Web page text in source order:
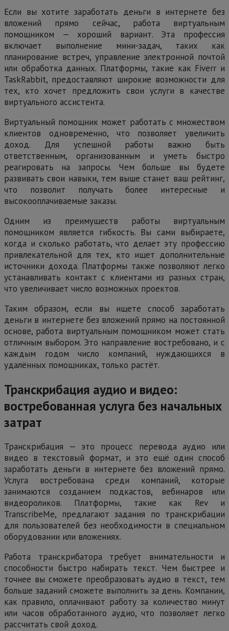
Если вы хотите заработать деньги в интернете без
вложений прямо сейчас, работа виртуальным
помощником — хороший вариант. Эта профессия
включает выполнение мини-задач, таких как
планирование встреч, управление электронной почтой
или обработка данных. Платформы, такие как Fiverr и
TaskRabbit, предоставляют широкие возможности для
тех, кто хочет предложить свои услуги в качестве
виртуального ассистента.
Виртуальный помощник может работать с множеством
клиентов одновременно, что позволяет увеличить
доход. Для успешной работы важно быть
ответственным, организованным и уметь быстро
реагировать на запросы. Чем больше вы будете
развивать свои навыки, тем выше станет ваш рейтинг,
что позволит получать более интересные и
высокооплачиваемые заказы.
Одним из преимуществ работы виртуальным
помощником является гибкость. Вы сами выбираете,
когда и сколько работать, что делает эту профессию
привлекательной для тех, кто ищет дополнительные
источники дохода. Платформы также позволяют легко
устанавливать контакт с клиентами из разных стран,
что увеличивает число возможных проектов.
Таким образом, если вы ищете способ заработать
деньги в интернете без вложений прямо на постоянной
основе, работа виртуальным помощником может стать
отличным выбором. Это направление востребовано, и с
каждым годом число компаний, нуждающихся в
удалённых помощниках, только растёт.
Транскрибация аудио и видео:
востребованная услуга без начальных
затрат
Транскрибация — это процесс перевода аудио или
видео в текстовый формат, и это ещё один способ
заработать деньги в интернете без вложений прямо.
Услуга востребована среди компаний, которые
занимаются созданием подкастов, вебинаров или
видеороликов. Платформы, такие как Rev и
TranscribeMe, предлагают задания по транскрибации
для пользователей без необходимости в специальном
оборудовании или вложениях.
Работа транскрибатора требует внимательности и
способности быстро набирать текст. Чем быстрее и
точнее вы сможете преобразовать аудио в текст, тем
больше заданий сможете выполнить за день. Компании,
как правило, оплачивают работу за количество минут
или часов обработанного аудио, что позволяет легко
рассчитать свой доход.